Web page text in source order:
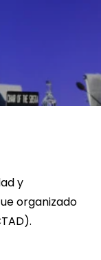
MÁS
y
organizado